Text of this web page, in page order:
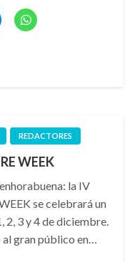
REDACTORES
WEEK
la IV
se celebrará un
2, 3 y 4 de diciembre.
gran público en…